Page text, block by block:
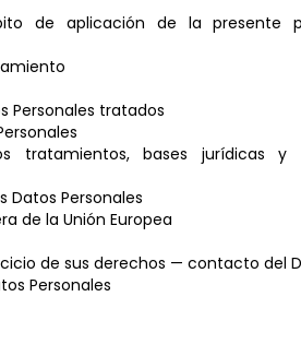
de aplicación de la presente
Personales tratados
tratamientos, bases jurídicas y
Datos Personales
de la Unión Europea
de sus derechos — contacto del
Personales